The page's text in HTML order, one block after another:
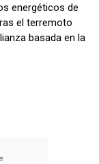
energéticos de
el terremoto
basada en la